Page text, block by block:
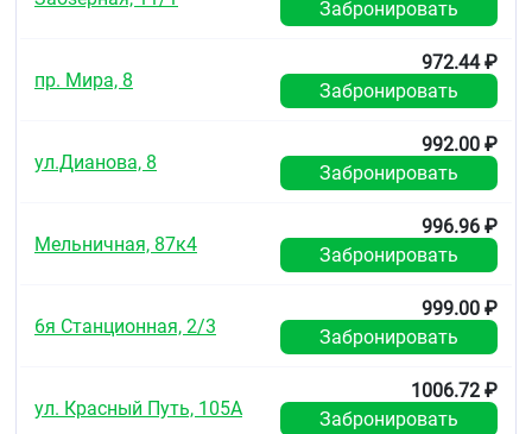
Индивидуальная непереносимость компонентов,
беременность, кормление грудью.
Биологически активная добавка (БАД) к пище.
Не является лекарственным средством.
проконсультироваться с врачом.
Хранить в недоступном для детей месте при
температуре не выше 25 °С.
2 года.
Забронировать
пр. Мира, 8
972.44 ₽
Забронировать
ул.Дианова, 8
992.00 ₽
Забронировать
Мельничная, 87к4
996.96 ₽
Забронировать
6я Станционная, 2/3
999.00 ₽
Забронировать
ул. Красный Путь, 105А
1006.72 ₽
Забронировать